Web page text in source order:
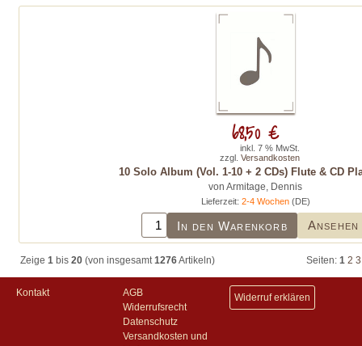
10 Solo Album (Vol. 1-10 + 2 CDs) Flute & CD
von Armitage, Dennis
Lieferzeit: 2-4 Wochen(DE)
In den Warenkorb Ansehen
68,50 €
inkl. 7 % MwSt.
zzgl. Versandkosten
Zeige 1 bis 20 (von insgesamt1276Artikeln) Seiten: 1 2 3
Kontakt
AGB
Widerrufsrecht
Datenschutz
Versandkosten und
Widerruf erklären